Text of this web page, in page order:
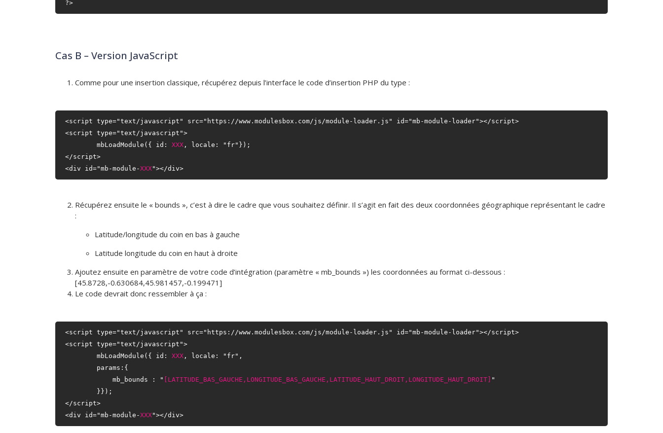
Cas B – Version JavaScript
Comme pour une insertion classique, récupérez depuis l’interface le code d’insertion PHP du type :
<script type="text/javascript" src="https://www.modulesbox.com/js/module-loader.js" id="mb-module-loader"></script>
<script type="text/javascript">
	mbLoadModule({ id:
XXX , locale: "fr"});
</script>
<div id="mb-module-XXX
Récupérez ensuite le « bounds », c’est à dire le cadre que vous souhaitez définir. Il s’agit en fait des deux coordonnées géographique représentant le cadre
:
Latitude/longitude du coin en bas à gauche
Latitude longitude du coin en haut à droite
Ajoutez ensuite en paramètre de votre code d’intégration (paramètre « mb_bounds ») les coordonnées au format ci-dessous :
[45.8728,-0.630684,45.981457,-0.199471]
Le code devrait donc ressembler à ça :
<script type="text/javascript" src="https://www.modulesbox.com/js/module-loader.js" id="mb-module-loader"></script>
<script type="text/javascript">
	mbLoadModule({ id:
XXX , locale: "fr",
	    mb_bounds : "
[LATITUDE_BAS_GAUCHE,LONGITUDE_BAS_GAUCHE,LATITUDE_HAUT_DROIT,LONGITUDE_HAUT_DROIT]
"
</script>
<div id="mb-module-XXX